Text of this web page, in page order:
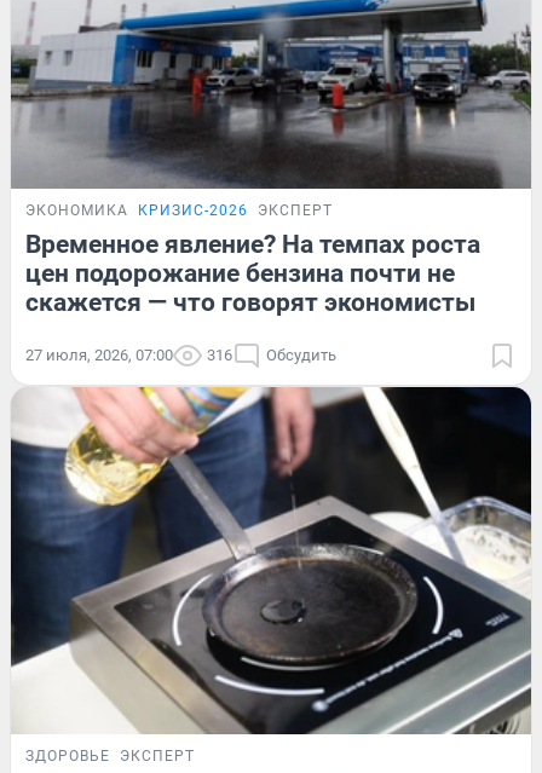
ЭКОНОМИКА КРИЗИС-2026 ЭКСПЕРТ
Временное явление? На темпах роста
цен подорожание бензина почти не
скажется — что говорят экономисты
27 июля, 2026, 07:00 316 Обсудить
ЗДОРОВЬЕ ЭКСПЕРТ